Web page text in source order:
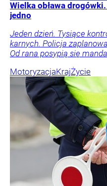
Wielka obława
jedno
Jeden dzień. Tysiące
karnych. Policja
Od rana posypią się
MotoryzacjaKrajŻycie